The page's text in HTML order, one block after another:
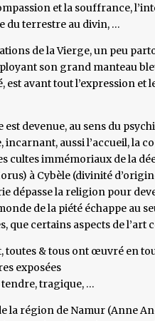
et la souffrance,
du terrestre au divin, …
de la Vierge, un peu
son grand manteau
est avant tout l’expression et
devenue, au sens du
incarnant, aussi l’accueil, la
immémoriaux de la
à Cybèle (divinité
dépasse la religion pour
de la piété échappe au
que certains aspects de l’art
toutes & tous ont œuvré en
exposées
tragique, …
la région de Namur (Anne